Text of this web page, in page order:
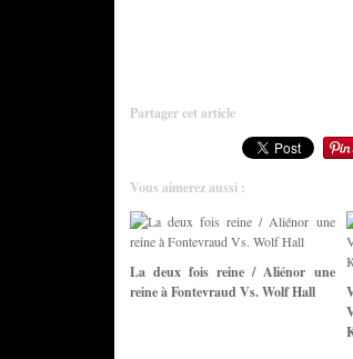
Partager cet article
Vous aimerez aussi :
La deux fois reine / Aliénor une
reine à Fontevraud Vs. Wolf Hall